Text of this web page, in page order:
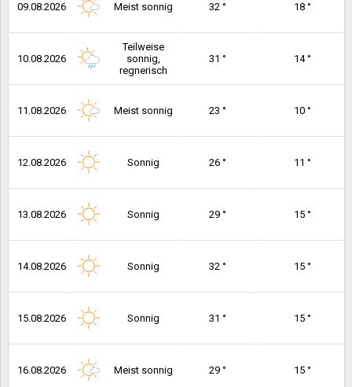
09.08.2026 Meist sonnig 32 ° 18 °
10.08.2026
Teilweise
sonnig,
regnerisch
31 ° 14 °
11.08.2026 Meist sonnig 23 ° 10 °
12.08.2026 Sonnig 26 ° 11 °
13.08.2026 Sonnig 29 ° 15 °
14.08.2026 Sonnig 32 ° 15 °
15.08.2026 Sonnig 31 ° 15 °
16.08.2026 Meist sonnig 29 ° 15 °